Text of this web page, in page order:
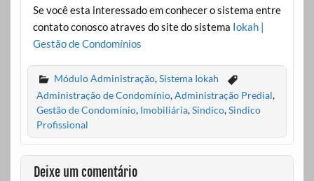
Se você esta interessado em conhecer o sistema entre
contato conosco atraves do site do sistema Iokah |
Gestão de Condomínios
Módulo Administração,Sistema Iokah
Administração de Condomínio, Administração Predial
Gestão de Condomínio, Imobiliária, Sindico, Sindico
Profissional
Deixe um comentário